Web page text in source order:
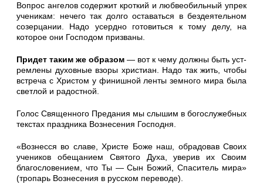
Вопрос ангелов содержит кроткий и любвеобильный упрек
уче­никам: нечего так долго оставаться в бездеятельном
созерцании. Надо усердно готовиться к тому делу, на
которое они Господом призваны.
Придет таким же образом — вот к чему должны быть уст­
ремлены духовные взоры христиан. Надо так жить, чтобы
встре­ча с Христом у финишной ленты земного мира была
светлой и радостной.
Голос Священного Предания мы слышим в богослужебных
тек­стах праздника Вознесения Господня.
«Вознесся во славе, Христе Боже наш, обрадовав Своих
учени­ков обещанием Святого Духа, уверив их Своим
благословением, что Ты — Сын Божий, Спаситель мира»
(тропарь Вознесения в русском переводе).